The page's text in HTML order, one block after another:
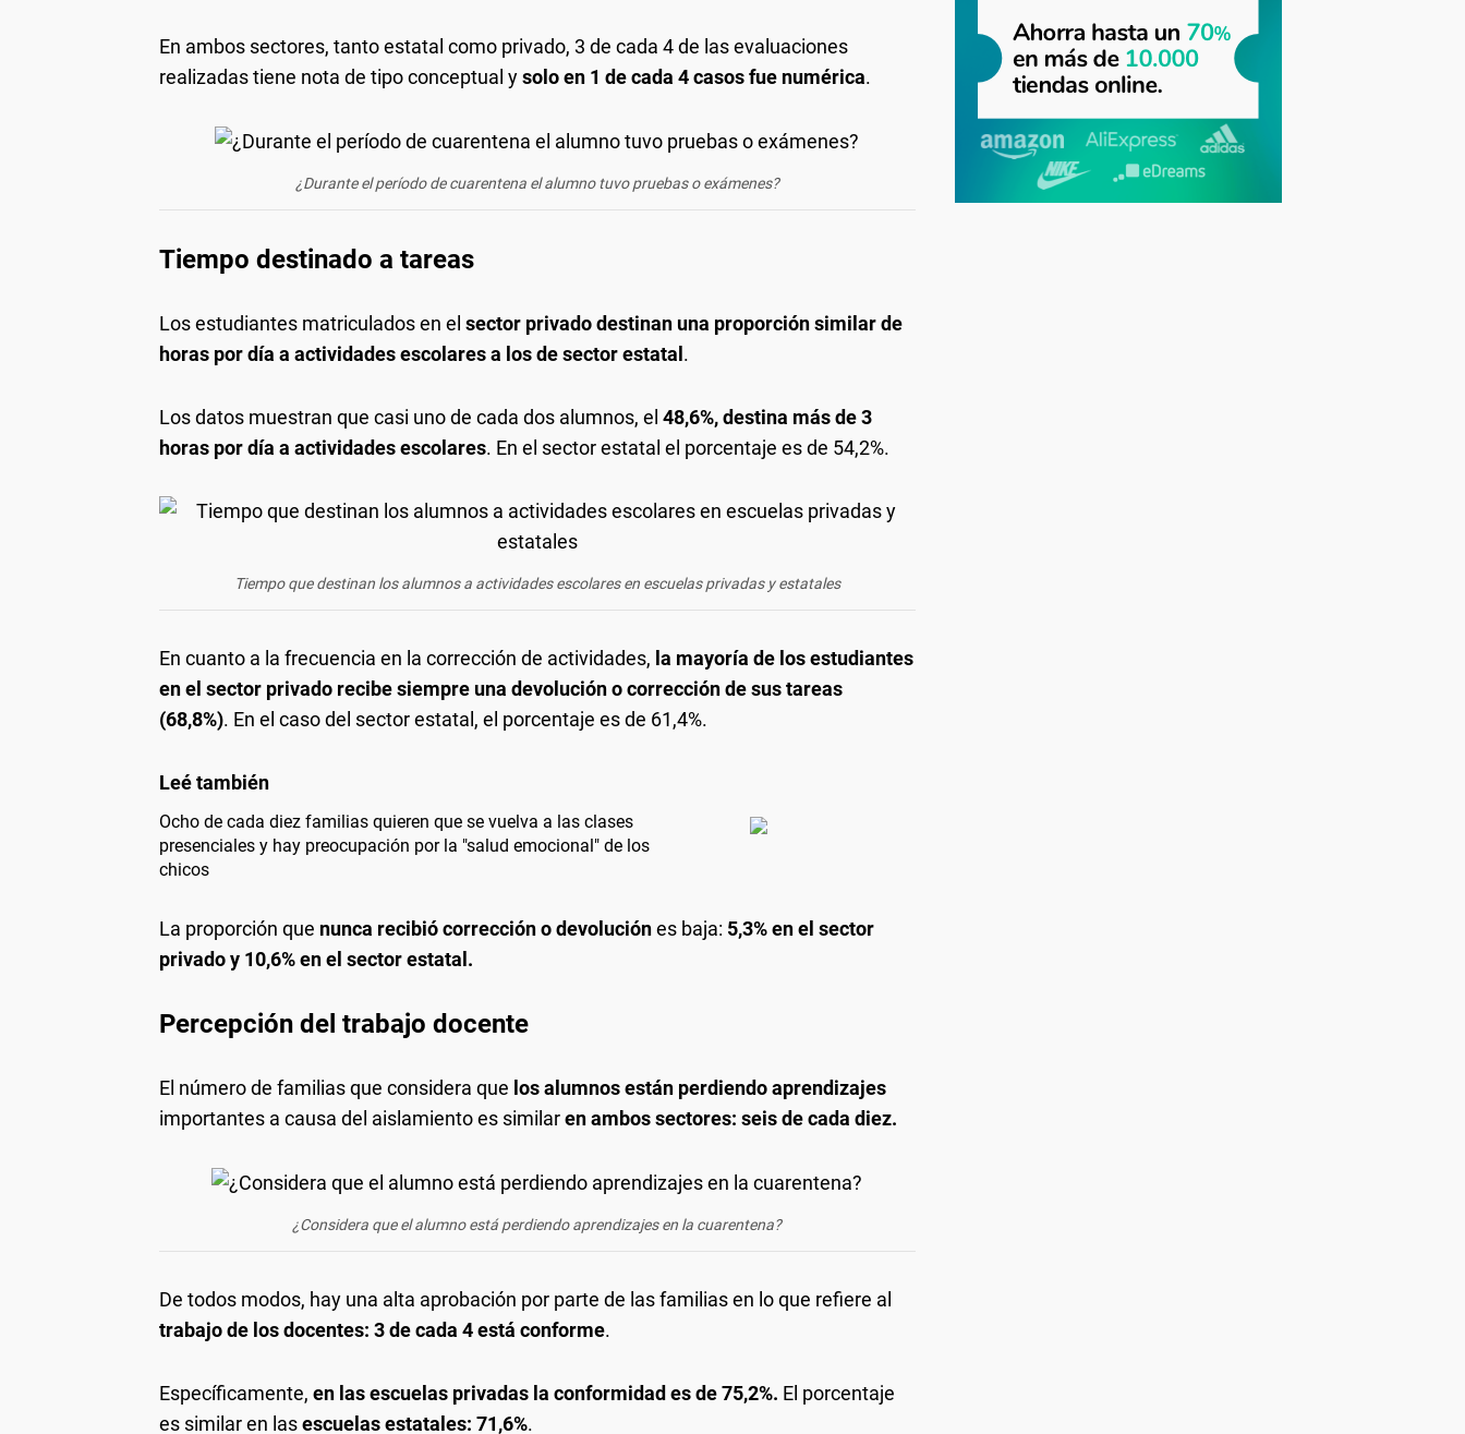
En ambos sectores, tanto estatal como privado, 3 de cada 4 de las evaluaciones
realizadas tiene nota de tipo conceptual ysolo en 1 de cada 4 casos fue numérica.
¿Durante el período de cuarentena el alumno tuvo pruebas o exámenes?
Tiempo destinado a tareas
Los estudiantes matriculados en el sector privado destinan una proporción similar de
horas por día a actividades escolares a los de sector estatal .
Los datos muestran que casi uno de cada dos alumnos, el 48,6%, destina más de 3
horas por día a actividades escolares. En el sector estatal el porcentaje es de 54,2%.
Tiempo que destinan los alumnos a actividades escolares en escuelas privadas y estatales
En cuanto a la frecuencia en la corrección de actividades, la mayoría de los estudiantes
en el sector privado recibe siempre una devolución o corrección de sus tareas
(68,8%). En el caso del sector estatal, el porcentaje es de 61,4%.
Ocho de cada diez familias quieren que se vuelva a las clases
presenciales y hay preocupación por la "salud emocional" de los
chicos
La proporción que nunca recibió corrección o devoluciónes baja: 5,3% en el sector
privado y 10,6% en el sector estatal.
Percepción del trabajo docente
El número de familias que considera que los alumnos están perdiendo aprendizajes
importantes a causa del aislamiento es similaren ambos sectores: seis de cada diez.
¿Considera que el alumno está perdiendo aprendizajes en la cuarentena?
De todos modos, hay una alta aprobación por parte de las familias en lo que refiere al
trabajo de los docentes: 3 de cada 4 está conforme.
Específicamente, en las escuelas privadas la conformidad es de 75,2%. El porcentaje
es similar en lasescuelas estatales: 71,6%.